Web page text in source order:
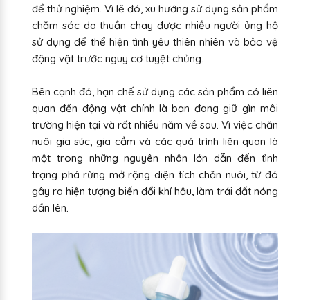
để thử nghiệm. Vì lẽ đó, xu hướng sử dụng sản phẩm
chăm sóc da thuần chay được nhiều người ủng hộ
sử dụng để thể hiện tình yêu thiên nhiên và bảo vệ
động vật trước nguy cơ tuyệt chủng.
Bên cạnh đó, hạn chế sử dụng các sản phẩm có liên
quan đến động vật chính là bạn đang giữ gìn môi
trường hiện tại và rất nhiều năm về sau. Vì việc chăn
nuôi gia súc, gia cầm và các quá trình liên quan là
một trong những nguyên nhân lớn dẫn đến tình
trạng phá rừng mở rộng diện tích chăn nuôi, từ đó
gây ra hiện tượng biến đổi khí hậu, làm trái đất nóng
dần lên.